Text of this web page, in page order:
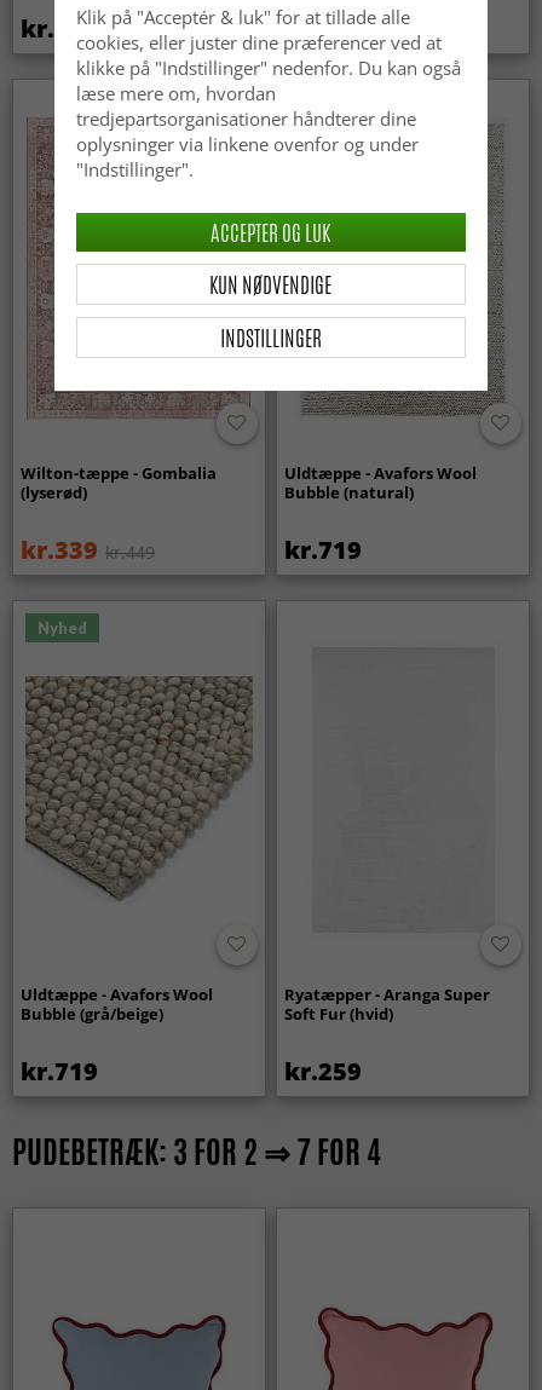
kr.369 kr.449
Wilton-tæppe - Gombalia
(lyserød)
kr.339 kr.449
Uldtæppe - Avafors Wool
Bubble (natural)
kr.719
Nyhed
Uldtæppe - Avafors Wool
Bubble (grå/beige)
kr.719
Ryatæpper - Aranga Super
Soft Fur (hvid)
kr.259
PUDEBETRÆK: 3 FOR 2 ⇒ 7 FOR 4
Klik på "Acceptér & luk" for at tillade alle
cookies, eller juster dine præferencer ved at
klikke på "Indstillinger" nedenfor. Du kan også
læse mere om, hvordan
tredjepartsorganisationer håndterer dine
oplysninger via linkene ovenfor og under
"Indstillinger".
INDSTILLINGER
KUN NØDVENDIGE
ACCEPTER OG LUK